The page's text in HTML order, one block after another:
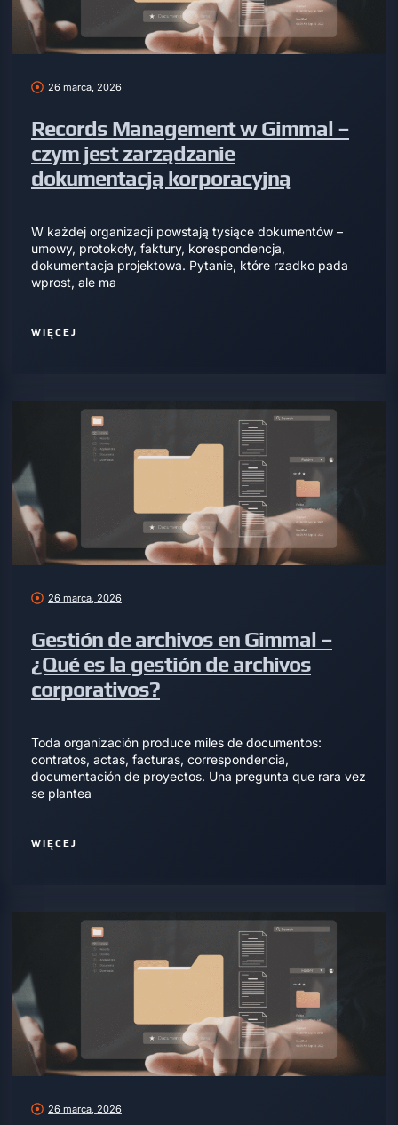
26 marca, 2026
Records Management w Gimmal –
czym jest zarządzanie
dokumentacją korporacyjną
W każdej organizacji powstają tysiące dokumentów –
umowy, protokoły, faktury, korespondencja,
dokumentacja projektowa. Pytanie, które rzadko pada
wprost, ale ma
WIĘCEJ
26 marca, 2026
Gestión de archivos en Gimmal –
¿Qué es la gestión de archivos
corporativos?
Toda organización produce miles de documentos:
contratos, actas, facturas, correspondencia,
documentación de proyectos. Una pregunta que rara vez
se plantea
WIĘCEJ
26 marca, 2026